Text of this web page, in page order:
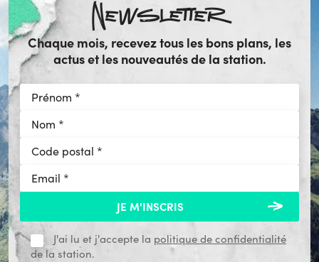
Newsletter
Chaque mois, recevez tous les bons plans, les
actus et les nouveautés de la station.
J'ai lu et j'accepte la politique de confidentialité
de la station.